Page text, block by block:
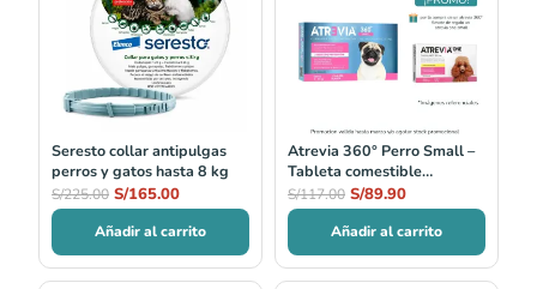
Seresto collar antipulgas
perros y gatos hasta 8 kg
S/225.00
era:
S/225.00.
S/165.00
es:
S/165.00.
Añadir al carrito
Atrevia 360° Perro Small –
Tableta comestible
antiparasitaria para perros
5–10 kg
S/117.00
era:
S/117.00.
S/89.90
es:
S/89.90.
Añadir al carrito